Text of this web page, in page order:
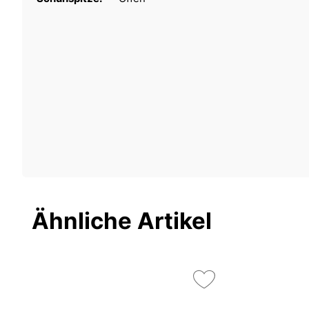
Ähnliche Artikel